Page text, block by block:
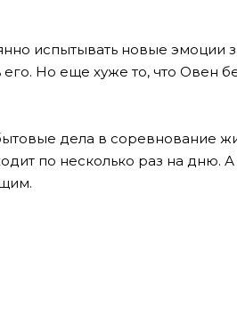
испытывать новые эмоции
его. Но еще хуже то, что Овен
дела в соревнование
по несколько раз на дню.